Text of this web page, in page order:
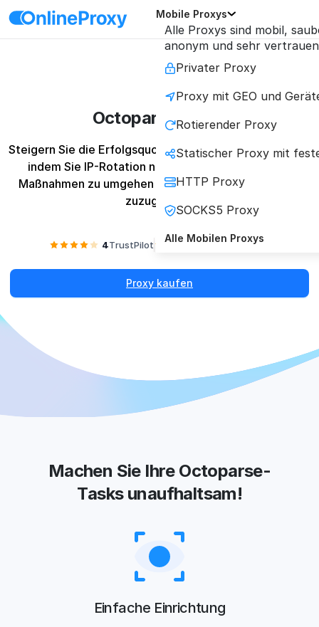
Mobile Proxys
Alle Proxys sind mobil,
anonym und sehr
Privater Proxy
Proxy mit GEO und
Rotierender Proxy
Statischer Proxy mit
HTTP Proxy
SOCKS5 Proxy
Alle Mobilen Proxys
Octoparse Proxy
Steigern Sie die Erfolgsquote Ihrer Octoparse-Crawler,
indem Sie IP-Rotation nutzen, um Anti-Scraping-
Maßnahmen zu umgehen und auf geschützte Daten
zuzugreifen.
4TrustPilot 4.2Reviews.io
Proxy kaufen
Machen Sie Ihre Octoparse-
Tasks unaufhaltsam!
Einfache Einrichtung